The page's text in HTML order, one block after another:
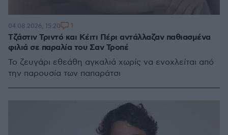
Τζάστιν Τριντό και Κέιτι Πέρι αντάλλαζαν παθιασμένα
φιλιά σε παραλία του Σαν Τροπέ
Το ζευγάρι εθεάθη αγκαλιά χωρίς να ενοχλείται από
την παρουσία των παπαράτσι
04.08.2026, 15:20 1